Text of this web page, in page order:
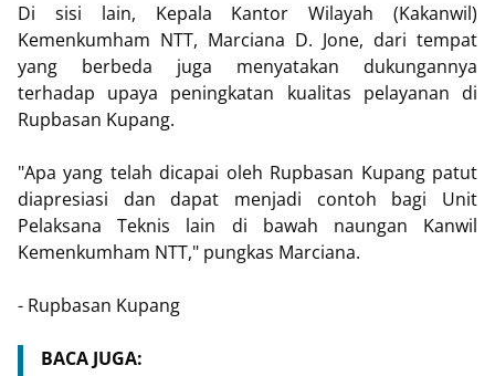
Di sisi lain, Kepala Kantor Wilayah (Kakanwil)
Kemenkumham NTT, Marciana D. Jone, dari tempat
yang berbeda juga menyatakan dukungannya
terhadap upaya peningkatan kualitas pelayanan di
Rupbasan Kupang.
"Apa yang telah dicapai oleh Rupbasan Kupang patut
diapresiasi dan dapat menjadi contoh bagi Unit
Pelaksana Teknis lain di bawah naungan Kanwil
Kemenkumham NTT," pungkas Marciana.
- Rupbasan Kupang
BACA JUGA: